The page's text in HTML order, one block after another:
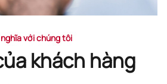
với chúng tôi
khách hàng